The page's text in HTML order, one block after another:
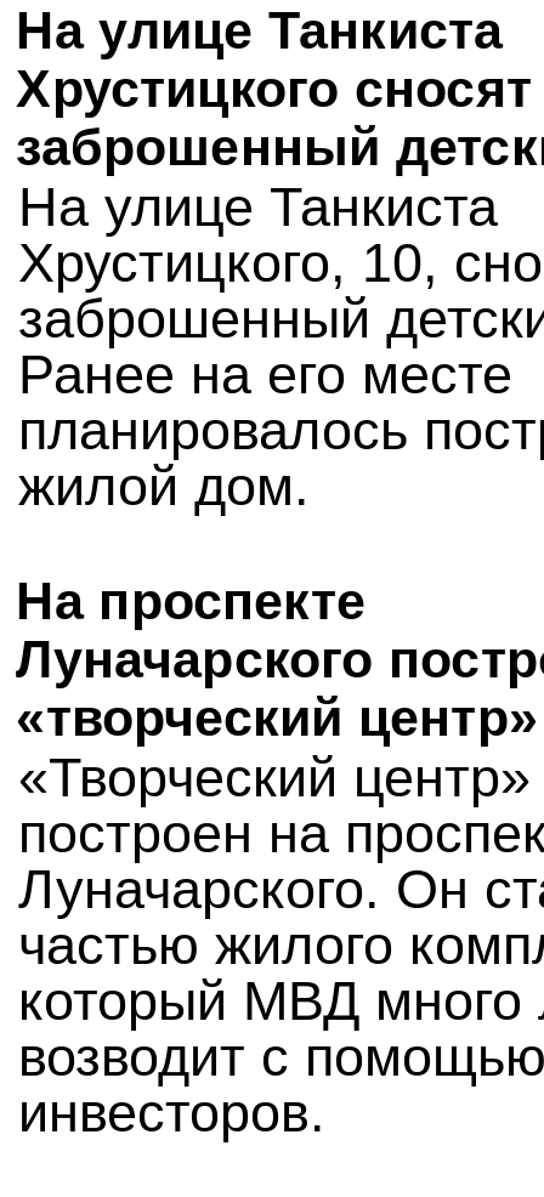
На улице Танкиста
Хрустицкого сносят
заброшенный
На улице Танкиста
Хрустицкого, 10,
заброшенный
Ранее на его месте
планировалось
жилой дом.
На проспекте
Луначарского
«творческий центр»
«Творческий
построен на
Луначарского. Он
частью жилого
который МВД много
возводит с
инвесторов.